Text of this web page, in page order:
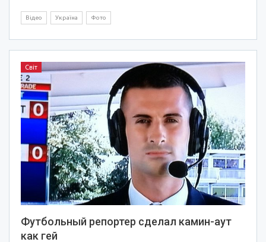
Відео Україна Фото
Світ
Футбольный репортер сделал камин-аут
как гей